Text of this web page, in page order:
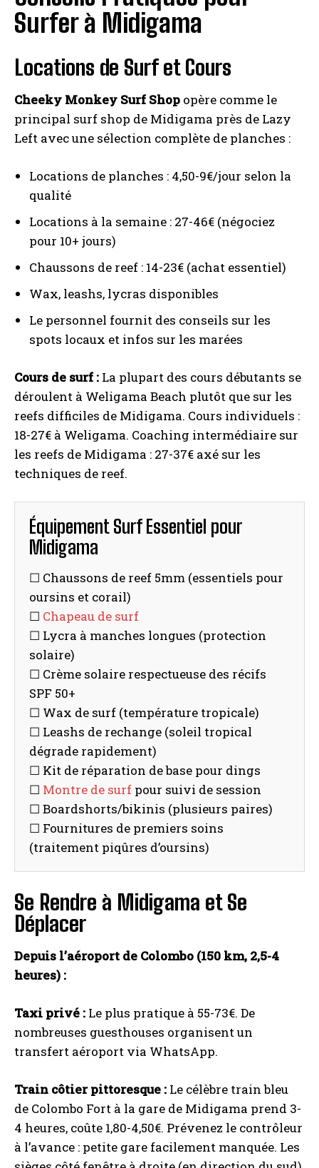
Surfer à Midigama
Locations de Surf et Cours
Cheeky Monkey Surf Shop opère comme le
principal surf shop de Midigama près de Lazy
Left avec une sélection complète de planches :
Locations de planches : 4,50-9€/jour selon la
qualité
Locations à la semaine : 27-46€ (négociez
pour 10+ jours)
Chaussons de reef : 14-23€ (achat essentiel)
Wax, leashs, lycras disponibles
Le personnel fournit des conseils sur les
spots locaux et infos sur les marées
Cours de surf : La plupart des cours débutants se
déroulent à Weligama Beach plutôt que sur les
reefs difficiles de Midigama. Cours individuels :
18-27€ à Weligama. Coaching intermédiaire sur
les reefs de Midigama : 27-37€ axé sur les
techniques de reef.
Équipement Surf Essentiel pour
Midigama
☐ Chaussons de reef 5mm (essentiels pour
oursins et corail)
☐ Chapeau de surf
☐ Lycra à manches longues (protection
solaire)
☐ Crème solaire respectueuse des récifs
SPF 50+
☐ Wax de surf (température tropicale)
☐ Leashs de rechange (soleil tropical
dégrade rapidement)
☐ Kit de réparation de base pour dings
☐ Montre de surf pour suivi de session
☐ Boardshorts/bikinis (plusieurs paires)
☐ Fournitures de premiers soins
(traitement piqûres d’oursins)
Se Rendre à Midigama et Se
Déplacer
Depuis l’aéroport de Colombo (150 km, 2,5-4
heures) :
Taxi privé : Le plus pratique à 55-73€. De
nombreuses guesthouses organisent un
transfert aéroport via WhatsApp.
Train côtier pittoresque : Le célèbre train bleu
de Colombo Fort à la gare de Midigama prend 3-
4 heures, coûte 1,80-4,50€. Prévenez le contrôleur
à l’avance : petite gare facilement manquée. Les